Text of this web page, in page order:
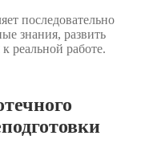
последовательно
знания, развить
реальной работе.